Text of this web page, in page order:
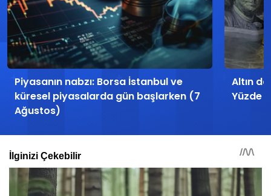
Piyasanın nabzı: Borsa İstanbul ve
küresel piyasalarda gün başlarken (7
Ağustos)
Altın
Yüzde